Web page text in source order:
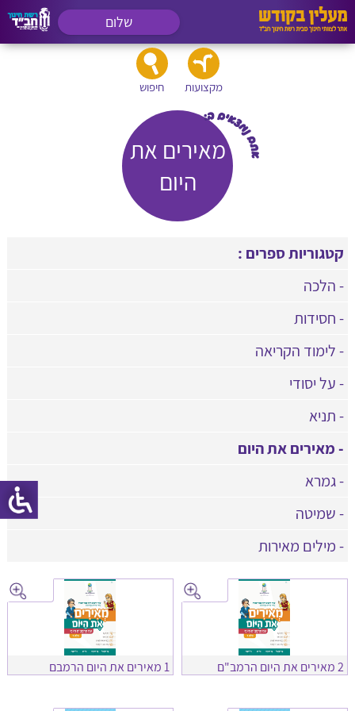
שלום
מקצועות חיפוש
מאירים את
היום
קטגוריות ספרים :
- הלכה
- חסידות
- לימוד הקריאה
- על יסודי
- תניא
- מאירים את היום
- גמרא
- שמיטה
- מילים מאירות
2 מאירים את היום הרמב"ם 1 מאירים את היום הרמבם